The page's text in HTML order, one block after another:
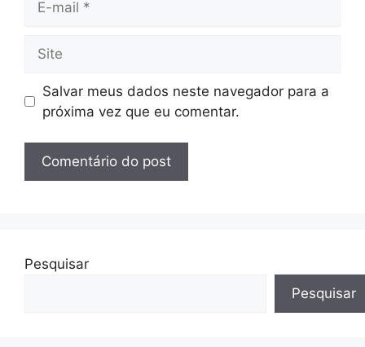
mail
Salvar meus dados neste navegador para a
próxima vez que eu comentar.
Pesquisar
Pesquisar